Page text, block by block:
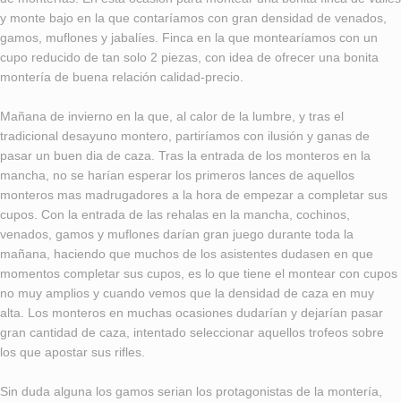
y monte bajo en la que contaríamos con gran densidad de venados,
gamos, muflones y jabalíes. Finca en la que montearíamos con un
cupo reducido de tan solo 2 piezas, con idea de ofrecer una bonita
montería de buena relación calidad-precio.
Mañana de invierno en la que, al calor de la lumbre, y tras el
tradicional desayuno montero, partiríamos con ilusión y ganas de
pasar un buen dia de caza. Tras la entrada de los monteros en la
mancha, no se harían esperar los primeros lances de aquellos
monteros mas madrugadores a la hora de empezar a completar sus
cupos. Con la entrada de las rehalas en la mancha, cochinos,
venados, gamos y muflones darían gran juego durante toda la
mañana, haciendo que muchos de los asistentes dudasen en que
momentos completar sus cupos, es lo que tiene el montear con cupos
no muy amplios y cuando vemos que la densidad de caza en muy
alta. Los monteros en muchas ocasiones dudarían y dejarían pasar
gran cantidad de caza, intentado seleccionar aquellos trofeos sobre
los que apostar sus rifles.
Sin duda alguna los gamos serian los protagonistas de la montería,